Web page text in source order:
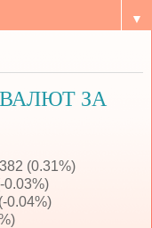
▼
ЗА
(0.31%)
0.03%)
0.04%)